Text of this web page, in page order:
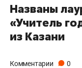
Названы
«Учитель
из Казани
Комментарии 0